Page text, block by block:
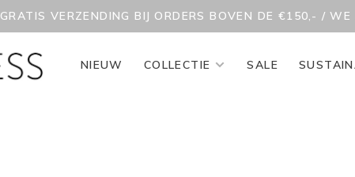
GRATIS VERZENDING BIJ ORDERS BOVEN DE €150,- /
NIEUW COLLECTIE SALE